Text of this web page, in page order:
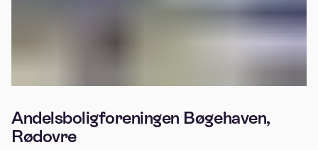
Andelsboligforeningen Bøgehaven,
Rødovre